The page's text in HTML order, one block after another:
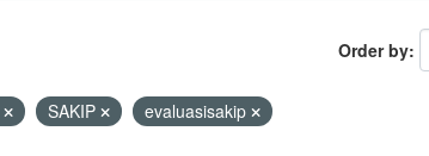
Order by
SAKIP evaluasisakip